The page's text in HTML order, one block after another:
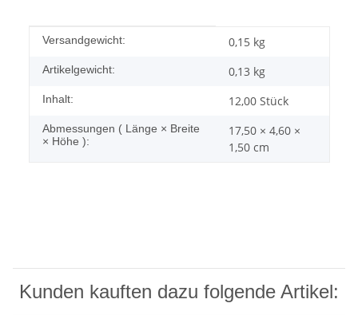
Produkteigenschaft
Wert
Versandgewicht: 0,15 kg
Artikelgewicht: 0,13 kg
Inhalt: 12,00 Stück
Abmessungen ( Länge × Breite
× Höhe ):
17,50 × 4,60 ×
1,50 cm
Kunden kauften dazu folgende Artikel: